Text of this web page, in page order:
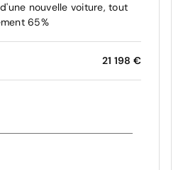
nouvelle voiture, tout
65%
21 198 €